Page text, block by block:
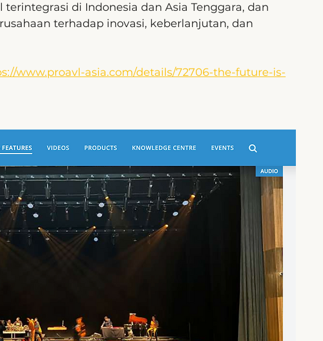
di Indonesia dan Asia Tenggara, dan
terhadap inovasi, keberlanjutan, dan
www.proavl-asia.com/details/72706-the-future-is-